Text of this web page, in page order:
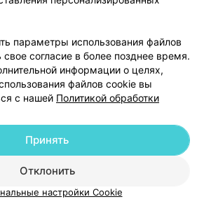
персональных данных
УНП 191700409
| 220012, Республика Беларусь,
Толбухина, 2, пом. 16 | help@103.by
поддержки +375 291212755
параметры использования файлов
согласие в более позднее время.
информации о целях,
файлов cookie вы
с нашей Политикой обработки
Отклонить
Принять
настройки Cookie